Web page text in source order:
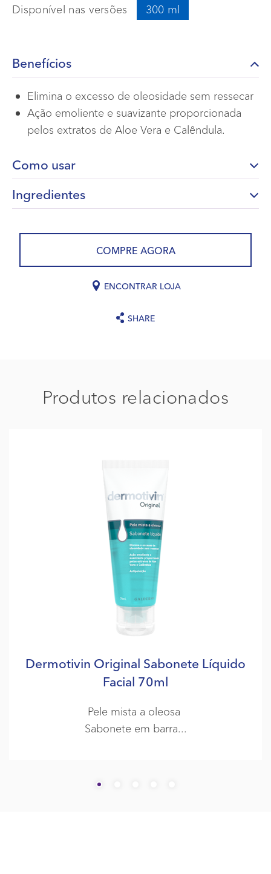
Disponível nas versões 300 ml
Benefícios
Elimina o excesso de oleosidade sem ressecar
Ação emoliente e suavizante proporcionada
pelos extratos de Aloe Vera e Calêndula.
Como usar
Ingredientes
COMPRE AGORA
ENCONTRAR LOJA
SHARE
Produtos relacionados
Dermotivin Original Sabonete Líquido
Facial 70ml
Pele mista a oleosa
Sabonete em barra